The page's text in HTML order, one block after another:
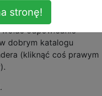
się, czy istnieje
serwisowe, Automator
odpowiednie
dobrym katalogu
(kliknąć coś prawym
stronę!